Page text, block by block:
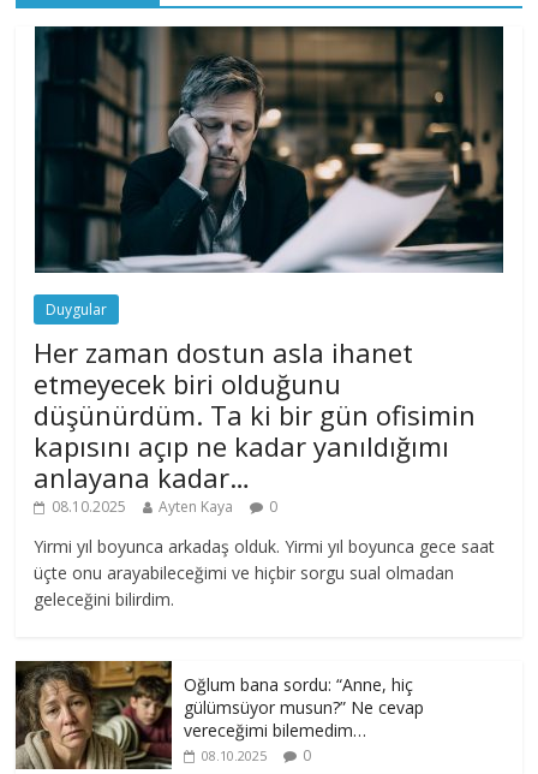
Duygular
Her zaman dostun asla ihanet
etmeyecek biri olduğunu
düşünürdüm. Ta ki bir gün ofisimin
kapısını açıp ne kadar yanıldığımı
anlayana kadar…
08.10.2025 Ayten Kaya 0
Yirmi yıl boyunca arkadaş olduk. Yirmi yıl boyunca gece saat
üçte onu arayabileceğimi ve hiçbir sorgu sual olmadan
geleceğini bilirdim.
Oğlum bana sordu: “Anne, hiç
gülümsüyor musun?” Ne cevap
vereceğimi bilemedim…
08.10.2025 0